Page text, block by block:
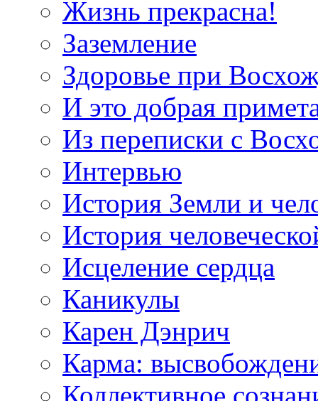
Жизнь прекрасна!
Заземление
Здоровье при
И это добрая
Из переписки с
Интервью
История Земли и
История
Исцеление сердца
Каникулы
Карен Дэнрич
Карма:
Коллективное